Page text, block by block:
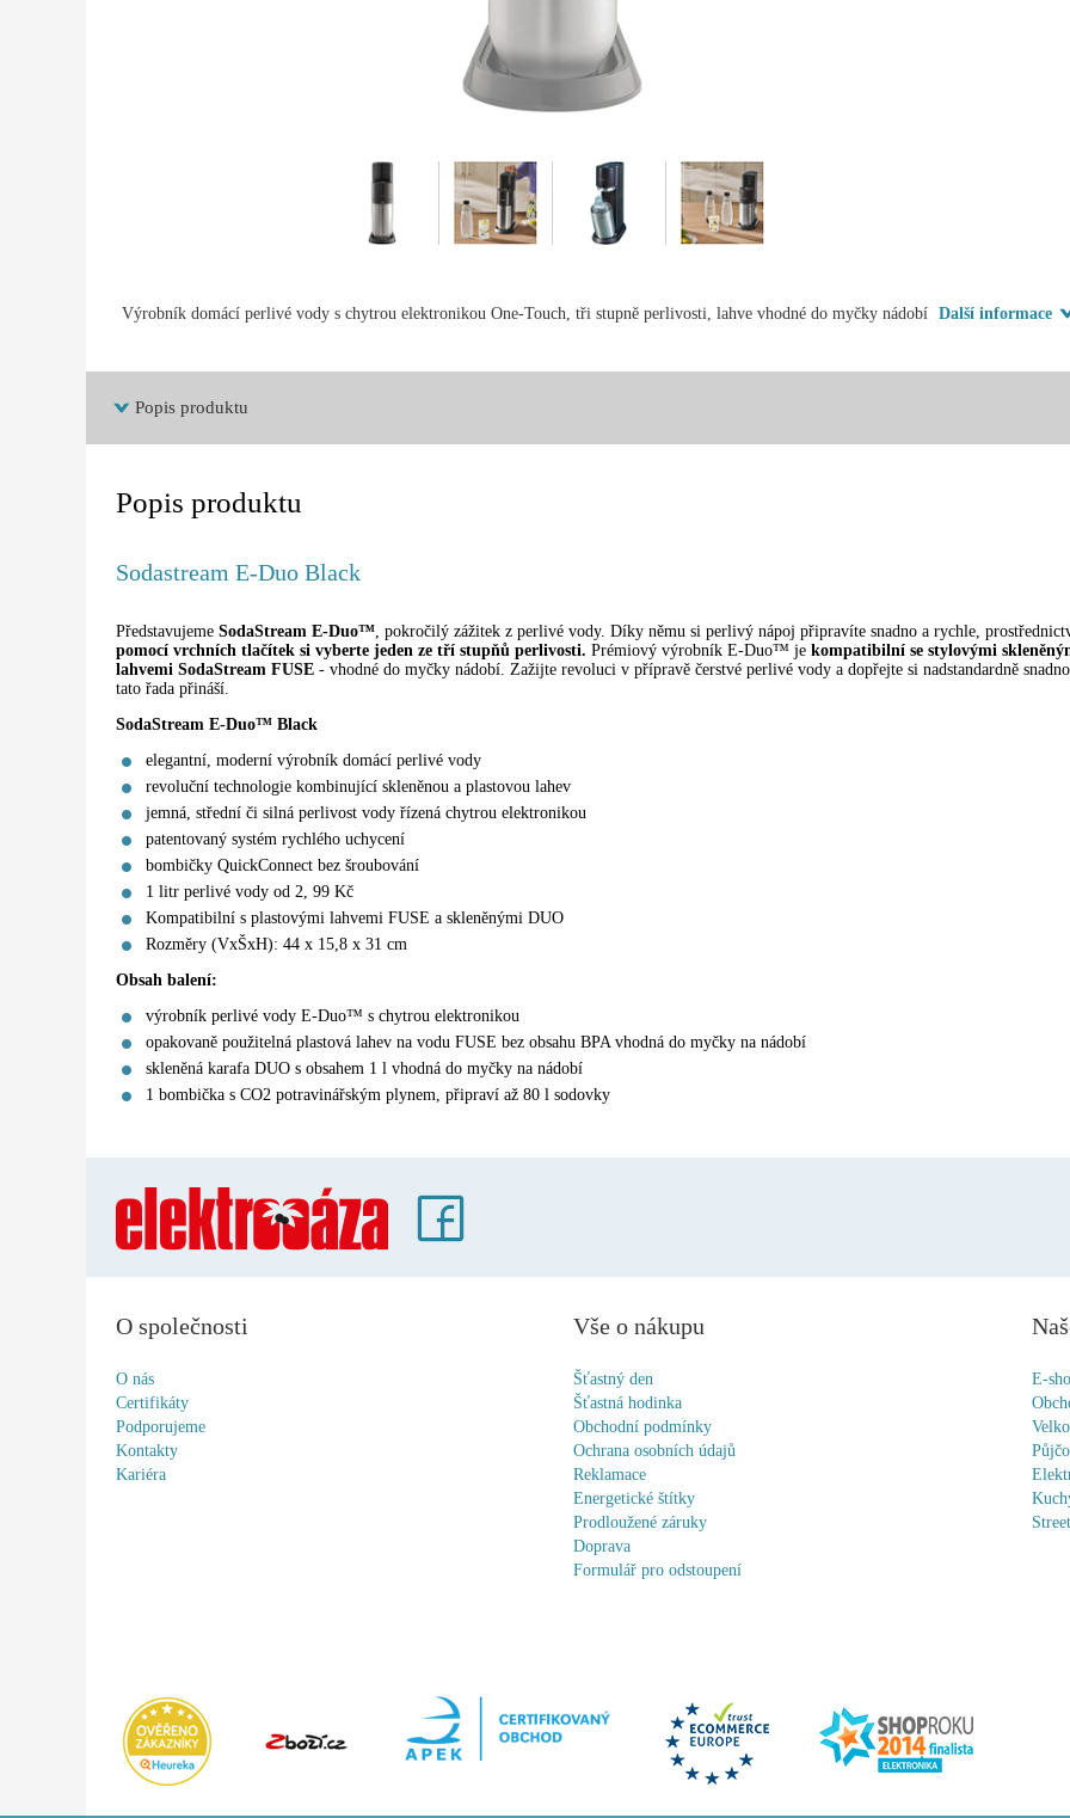
Výrobník domácí perlivé vody s chytrou elektronikou One-Touch, tři stupně perlivosti, lahve vhodné do myčky nádobí Další informace
Popis produktu
Popis produktu
Sodastream E-Duo Black
Představujeme SodaStream E-Duo™, pokročilý zážitek z perlivé vody. Díky němu si perlivý nápoj připravíte snadno a rychle,
pomocí vrchních tlačítek si vyberte jeden ze tří stupňů perlivosti. Prémiový výrobník E-Duo™ je kompatibilní se stylovými
lahvemi SodaStream FUSE - vhodné do myčky nádobí. Zažijte revoluci v přípravě čerstvé perlivé vody a dopřejte si nadstandardně
tato řada přináší.
SodaStream E-Duo™ Black
elegantní, moderní výrobník domácí perlivé vody
revoluční technologie kombinující skleněnou a plastovou lahev
jemná, střední či silná perlivost vody řízená chytrou elektronikou
patentovaný systém rychlého uchycení
bombičky QuickConnect bez šroubování
1 litr perlivé vody od 2, 99 Kč
Kompatibilní s plastovými lahvemi FUSE a skleněnými DUO
Rozměry (VxŠxH): 44 x 15,8 x 31 cm
Obsah balení:
výrobník perlivé vody E-Duo™ s chytrou elektronikou
opakovaně použitelná plastová lahev na vodu FUSE bez obsahu BPA vhodná do myčky na nádobí
skleněná karafa DUO s obsahem 1 l vhodná do myčky na nádobí
1 bombička s CO2 potravinářským plynem, připraví až 80 l sodovky
O společnosti
O nás
Certifikáty
Podporujeme
Kontakty
Kariéra
Vše o nákupu
Šťastný den
Šťastná hodinka
Obchodní podmínky
Ochrana osobních údajů
Reklamace
Energetické štítky
Prodloužené záruky
Doprava
Formulář pro odstoupení
E-